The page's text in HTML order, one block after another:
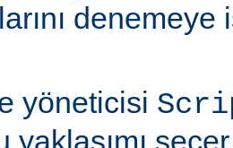
denemeye
yöneticisi
yaklaşımı